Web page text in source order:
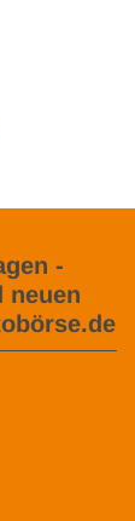
-
neuen